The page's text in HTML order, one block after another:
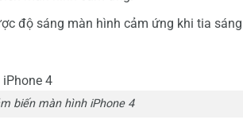
độ sáng màn hình cảm ứng khi tia
biến màn hình iPhone 4